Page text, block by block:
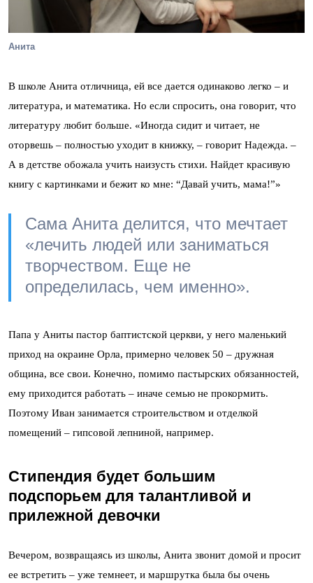
Анита
В школе Анита отличница, ей все дается одинаково легко – и
литература, и математика. Но если спросить, она говорит, что
литературу любит больше. «Иногда сидит и читает, не
оторвешь – полностью уходит в книжку, – говорит Надежда. –
А в детстве обожала учить наизусть стихи. Найдет красивую
книгу с картинками и бежит ко мне: “Давай учить, мама!”»
Сама Анита делится, что мечтает
«лечить людей или заниматься
творчеством. Еще не
определилась, чем именно».
Папа у Аниты пастор баптистской церкви, у него маленький
приход на окраине Орла, примерно человек 50 – дружная
община, все свои. Конечно, помимо пастырских обязанностей,
ему приходится работать – иначе семью не прокормить.
Поэтому Иван занимается строительством и отделкой
помещений – гипсовой лепниной, например.
Стипендия будет большим
подспорьем для талантливой и
прилежной девочки
Вечером, возвращаясь из школы, Анита звонит домой и просит
ее встретить – уже темнеет, и маршрутка была бы очень